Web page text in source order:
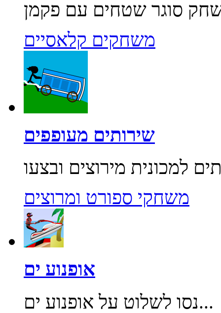
משחקים קלאסיים
שירותים מעופפים
משחקי ספורט ומרוצים
אופנוע ים
נסו לשלוט על אופנוע ים...